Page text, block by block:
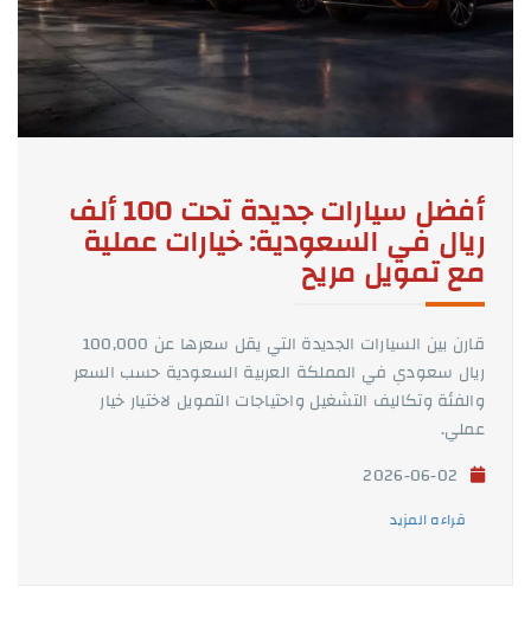
أفضل سيارات جديدة تحت 100 ألف
ريال في السعودية: خيارات عملية
مع تمويل مريح
قارن بين السيارات الجديدة التي يقل سعرها عن 100,000
ريال سعودي في المملكة العربية السعودية حسب السعر
والفئة وتكاليف التشغيل واحتياجات التمويل لاختيار خيار
عملي.
قراءه المزيد